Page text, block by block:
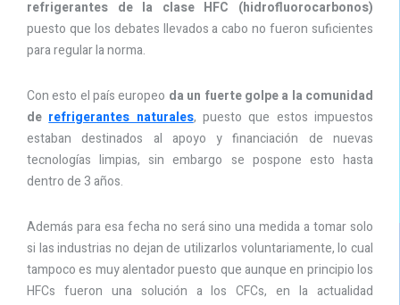
refrigerantes de la clase HFC (hidrofluorocarbonos)
puesto que los debates llevados a cabo no fueron suficientes
para regular la norma.
Con esto el país europeo da un fuerte golpe a la comunidad
de refrigerantes naturales, puesto que estos impuestos
estaban destinados al apoyo y financiación de nuevas
tecnologías limpias, sin embargo se pospone esto hasta
dentro de 3 años.
Además para esa fecha no será sino una medida a tomar solo
si las industrias no dejan de utilizarlos voluntariamente, lo cual
tampoco es muy alentador puesto que aunque en principio los
HFCs fueron una solución a los CFCs, en la actualidad